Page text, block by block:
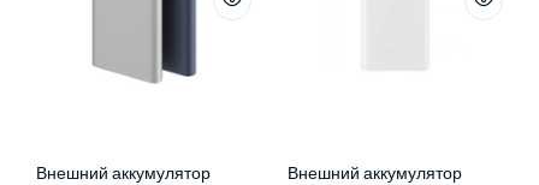
Внешний аккумулятор
Внешний аккумулятор